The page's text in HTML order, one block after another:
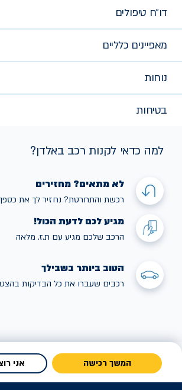
דו״ח טיפולים
מאפיינים כלליים
נוחות
בטיחות
למה כדאי לקנות רכב באלדן?
לא מתאים? מחזירים
רכשת והתחרטת? נחזיר לך את
מגיע לכם לדעת הכול!
הרכב שלכם מגיע עם ת.ז. מלאה
הטוב ביותר בשבילך
רכבים שעברו את כל הבדיקות
המשך רכישה אני